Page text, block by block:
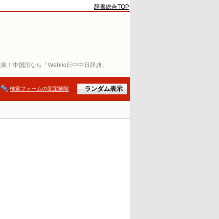
！中国語なら「Weblio日中中日辞典」
辞書総合TOP
検索フォームの固定解除